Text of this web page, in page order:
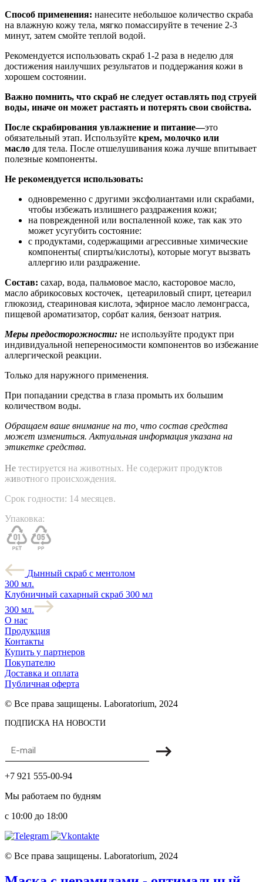
Способ применения: нанесите небольшое количество скраба
на влажную кожу тела, мягко помассируйте в течение 2-3
минут, затем смойте теплой водой.
Рекомендуется использовать скраб 1-2 раза в неделю для
достижения наилучших результатов и поддержания кожи в
хорошем состоянии.
Важно помнить, что скраб не следует оставлять под струей
воды, иначе он может растаять и потерять свои свойства.
После скрабирования увлажнение и питание—это
обязательный этап. Используйте крем, молочко или
масло для тела. После отшелушивания кожа лучше впитывает
полезные компоненты.
Не рекомендуется использовать:
одновременно с другими эксфолиантами или скрабами,
чтобы избежать излишнего раздражения кожи;
на поврежденной или воспаленной коже, так как это
может усугубить состояние:
с продуктами, содержащими агрессивные химические
компоненты( спирты/кислоты), которые могут вызвать
аллергию или раздражение.
Состав: сахар, вода, пальмовое масло, касторовое масло,
масло абрикосовых косточек, цетеариловый спирт, цетеарил
глюкозид, стеариновая кислота, эфирное масло лемонграсса,
пищевой ароматизатор, сорбат калия, бензоат натрия.
Меры предосторожности: не используйте продукт при
индивидуальной непереносимости компонентов во избежание
аллергической реакции.
Только для наружного применения.
При попадании средства в глаза промыть их большим
количеством воды.
Обращаем ваше внимание на то, что состав средства
может измениться. Актуальная информация указана на
этикетке средства.
Не тестируется на животных. Не содержит продуктов
животного происхождения.
Срок годности: 14 месяцев.
Упаковка:
Дынный скраб с ментолом
300 мл.
Клубничный сахарный скраб 300 мл
300 мл.
О нас
Продукция
Контакты
Купить у партнеров
Покупателю
Доставка и оплата
Публичная оферта
© Все права защищены. Laboratorium, 2024
ПОДПИСКА НА НОВОСТИ
+7 921 555-00-94
Мы работаем по будням
с 10:00 до 18:00
© Все права защищены. Laboratorium, 2024